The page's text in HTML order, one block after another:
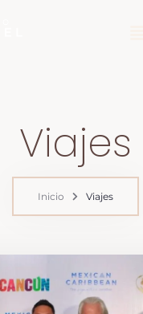
Viajes
Inicio Viajes